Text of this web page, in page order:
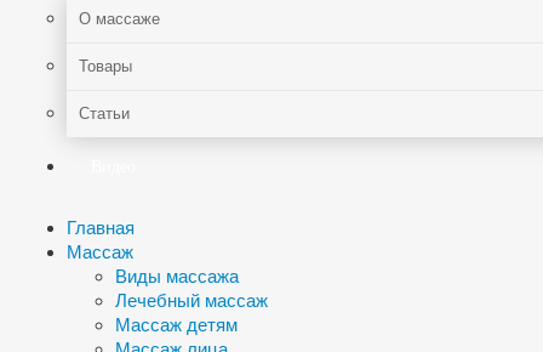
О массаже
Товары
Статьи
Главная
Массаж
Виды массажа
Лечебный массаж
Массаж детям